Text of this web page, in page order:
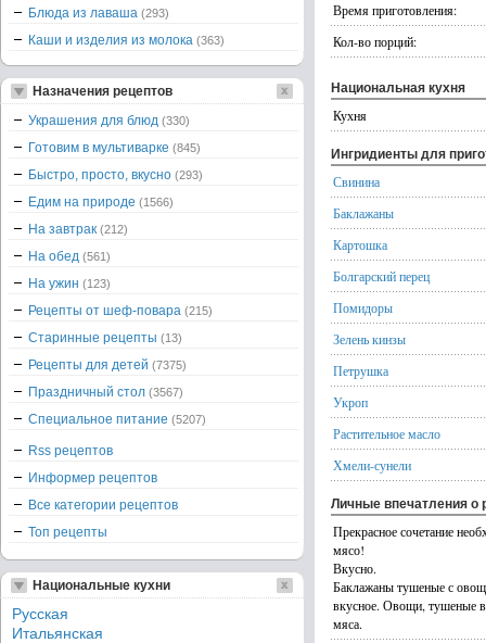
Время приготовления:
Кол-во порций:
Национальная кухня
Кухня
Ингридиенты для
Свинина
Баклажаны
Картошка
Болгарский перец
Помидоры
Зелень кинзы
Петрушка
Укроп
Растительное масло
Хмели-сунели
Личные впечатления о
Прекрасное сочетание
мясо!
Вкусно.
Баклажаны тушеные с
вкусное. Овощи, тушеные
мяса.
Блюда из лаваша (293)
Каши и изделия из молока (363)
Назначения рецептов
Украшения для блюд (330)
Готовим в мультиварке (845)
Быстро, просто, вкусно (293)
Едим на природе (1566)
На завтрак (212)
На обед (561)
На ужин (123)
Рецепты от шеф-повара (215)
Старинные рецепты (13)
Рецепты для детей (7375)
Праздничный стол (3567)
Специальное питание (5207)
Rss рецептов
Информер рецептов
Все категории рецептов
Топ рецепты
Национальные кухни
Русская
Итальянская